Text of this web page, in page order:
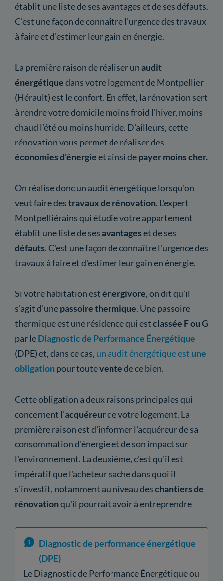
établit une liste de ses avantages et de ses défauts.
C'est une façon de connaître l'urgence des travaux
à faire et d'estimer leur gain en énergie.
La première raison de réaliser unaudit
énergétiquedans votre logement de Montpellier
(Hérault) est le confort. En effet, la rénovation sert
à rendre votre domicile moins froid l'hiver, moins
chaud l'été ou moins humide. D'ailleurs, cette
rénovation vous permet de réaliser des
économies d'énergieet ainsi depayer moins cher.
On réalise donc un audit énergétique lorsqu'on
veut faire destravaux de rénovation. L'expert
Montpelliérains qui étudie votre appartement
établit une liste de sesavantageset de ses
défauts. C'est une façon de connaître l'urgence des
travaux à faire et d'estimer leur gain en énergie.
Si votre habitation esténergivore, on dit qu'il
s'agit d'unepassoire thermique. Une passoire
thermique est une résidence qui estclassée F ou G
par leDiagnostic de Performance Énergétique
(DPE) et, dans ce cas, un audit énergétique est une
obligationpour touteventede ce bien.
Cette obligation a deux raisons principales qui
concernent l'acquéreurde votre logement. La
première raison est d'informer l'acquéreur de sa
consommation d'énergie et de son impact sur
l'environnement. La deuxième, c'est qu'il est
impératif que l'acheteur sache dans quoi il
s'investit, notamment au niveau deschantiers de
rénovationqu'il pourrait avoir à entreprendre
Diagnostic de performance énergétique
(DPE)
Le Diagnostic de Performance Énergétique ou